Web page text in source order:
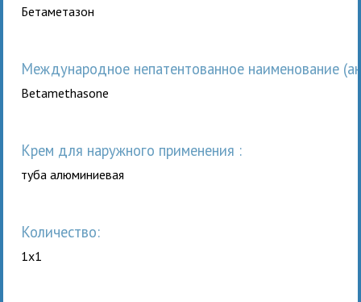
Бетаметазон
Международное непатентованное наименование
Betamethasone
крем для наружного применения :
туба алюминиевая
Количество:
1x1